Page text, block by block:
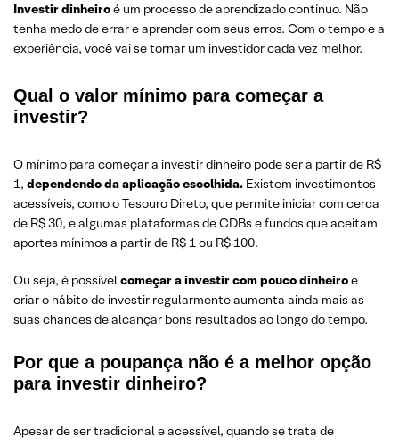
Investir dinheiroé um processo de aprendizado contínuo. Não
tenha medo de errar e aprender com seus erros. Com o tempo e a
experiência, você vai se tornar um investidor cada vez melhor.
Qual o valor mínimo para começar a
investir?
O mínimo para começar a investir dinheiro pode ser a partir de R$
1, dependendo da aplicação escolhida. Existem investimentos
acessíveis, como o Tesouro Direto, que permite iniciar com cerca
de R$ 30, e algumas plataformas de CDBs e fundos que aceitam
aportes mínimos a partir de R$ 1 ou R$ 100.
Ou seja, é possívelcomeçar a investir com pouco dinheiroe
criar o hábito de investir regularmente aumenta ainda mais as
suas chances de alcançar bons resultados ao longo do tempo.
Por que a poupança não é a melhor opção
para investir dinheiro?
Apesar de ser tradicional e acessível, quando se trata de